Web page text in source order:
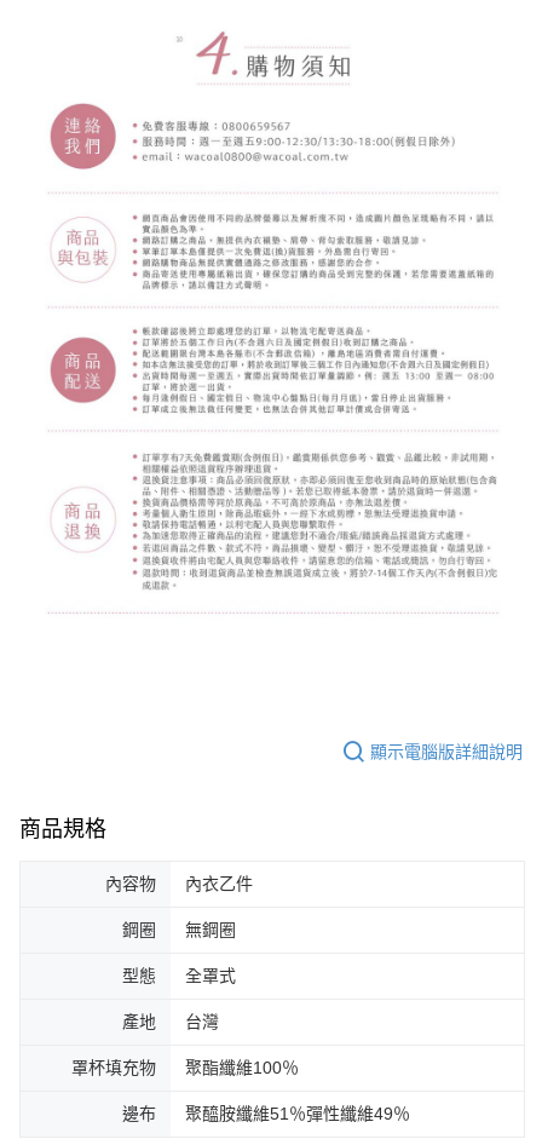
顯示電腦版詳細說明
商品規格
內容物 內衣乙件
鋼圈 無鋼圈
型態 全罩式
產地 台灣
罩杯填充物 聚酯纖維100％
邊布 聚醯胺纖維51％彈性纖維49％